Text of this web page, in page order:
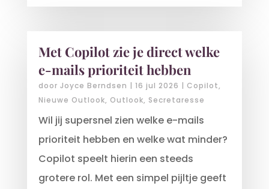
Met Copilot zie je direct welke
e-mails prioriteit hebben
door Joyce Berndsen | 16 jul 2026 | Copilot,
Nieuwe Outlook, Outlook, Secretaresse
Wil jij supersnel zien welke e-mails
prioriteit hebben en welke wat minder?
Copilot speelt hierin een steeds
grotere rol. Met een simpel pijltje geeft